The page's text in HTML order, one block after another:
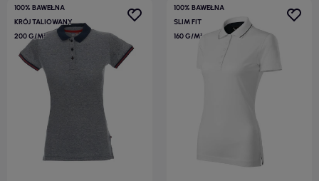
100% BAWEŁNA
KRÓJ TALIOWANY
200 G/M²
100% BAWEŁNA
SLIM FIT
160 G/M²